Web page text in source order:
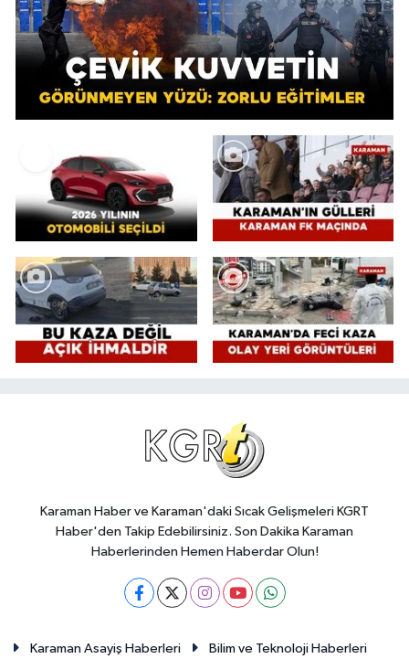
Karaman Haber ve Karaman'daki Sıcak Gelişmeleri KGRT
Haber'den Takip Edebilirsiniz. Son Dakika Karaman
Haberlerinden Hemen Haberdar Olun!
Karaman Asayiş Haberleri Bilim ve Teknoloji Haberleri